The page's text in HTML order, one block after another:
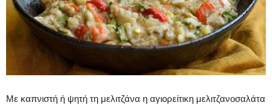
Με καπνιστή ή ψητή τη μελιτζάνα η αγιορείτικη μελιτζανοσαλάτα